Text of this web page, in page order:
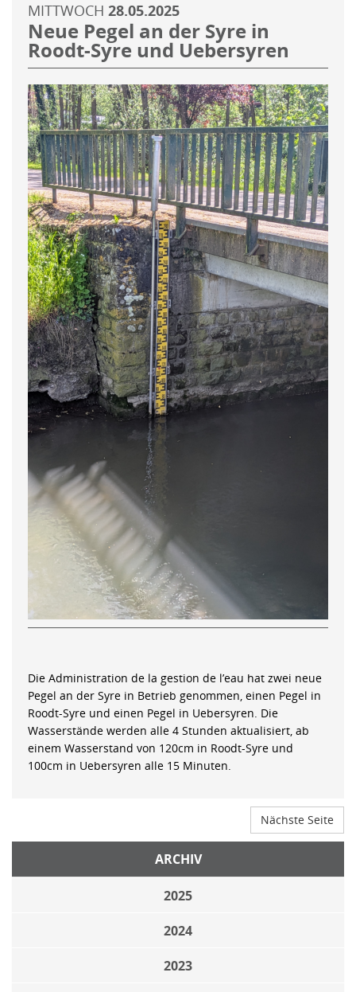
MITTWOCH 28.05.2025
Neue Pegel an der Syre in
Roodt-Syre und Uebersyren
Die Administration de la gestion de l’eau hat zwei neue
Pegel an der Syre in Betrieb genommen, einen Pegel in
Roodt-Syre und einen Pegel in Uebersyren. Die
Wasserstände werden alle 4 Stunden aktualisiert, ab
einem Wasserstand von 120cm in Roodt-Syre und
100cm in Uebersyren alle 15 Minuten.
Nächste Seite
ARCHIV
2025
2024
2023